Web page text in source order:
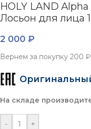
HOLY LAND
Лосьон для лица
2 000 ₽
Вернем за покупку 200 ₽
На складе
- +